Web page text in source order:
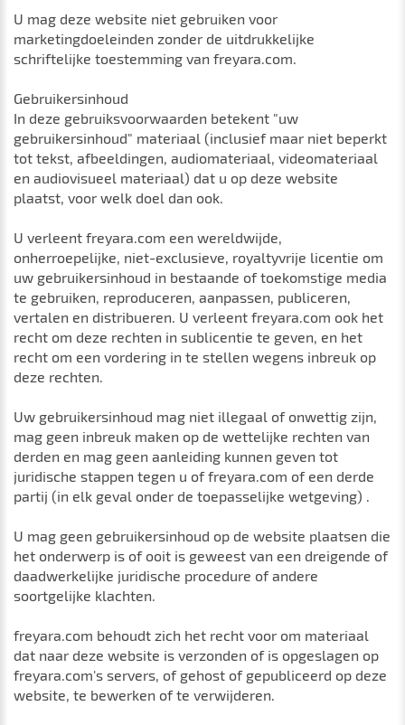
U mag deze website niet gebruiken voor
marketingdoeleinden zonder de uitdrukkelijke
schriftelijke toestemming van freyara.com.
Gebruikersinhoud
In deze gebruiksvoorwaarden betekent "uw
gebruikersinhoud" materiaal (inclusief maar niet beperkt
tot tekst, afbeeldingen, audiomateriaal, videomateriaal
en audiovisueel materiaal) dat u op deze website
plaatst, voor welk doel dan ook.
U verleent freyara.com een ​​wereldwijde,
onherroepelijke, niet-exclusieve, royaltyvrije licentie om
uw gebruikersinhoud in bestaande of toekomstige media
te gebruiken, reproduceren, aanpassen, publiceren,
vertalen en distribueren. U verleent freyara.com ook het
recht om deze rechten in sublicentie te geven, en het
recht om een ​​vordering in te stellen wegens inbreuk op
deze rechten.
Uw gebruikersinhoud mag niet illegaal of onwettig zijn,
mag geen inbreuk maken op de wettelijke rechten van
derden en mag geen aanleiding kunnen geven tot
juridische stappen tegen u of freyara.com of een derde
partij (in elk geval onder de toepasselijke wetgeving) .
U mag geen gebruikersinhoud op de website plaatsen die
het onderwerp is of ooit is geweest van een dreigende of
daadwerkelijke juridische procedure of andere
soortgelijke klachten.
freyara.com behoudt zich het recht voor om materiaal
dat naar deze website is verzonden of is opgeslagen op
freyara.com's servers, of gehost of gepubliceerd op deze
website, te bewerken of te verwijderen.